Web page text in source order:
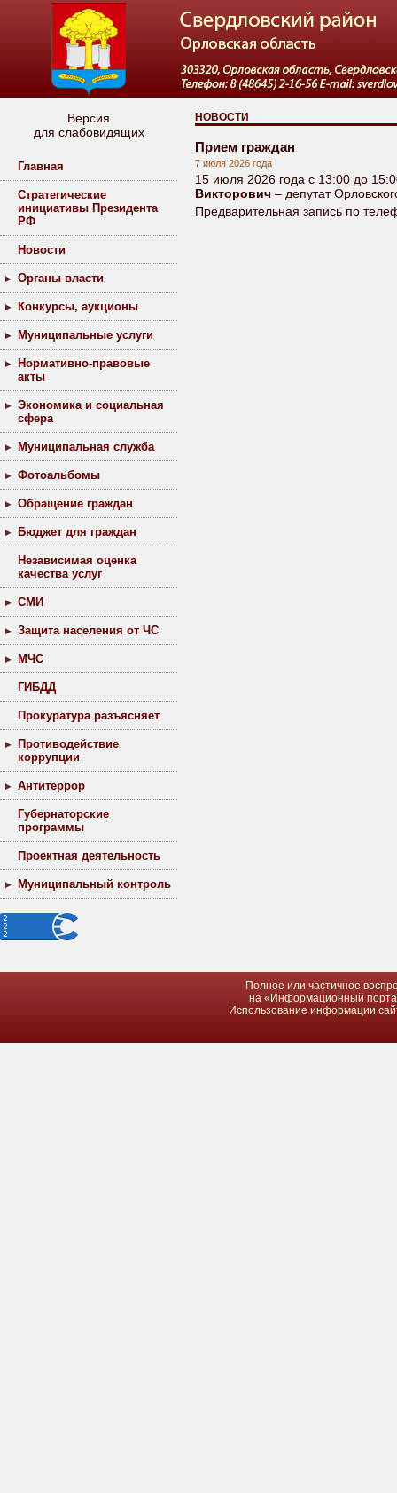
Версия
для слабовидящих
Главная
Стратегические
инициативы Президента
РФ
Новости
Органы власти
Конкурсы, аукционы
Муниципальные услуги
Нормативно-правовые
акты
Экономика и социальная
сфера
Муниципальная служба
Фотоальбомы
Обращение граждан
Бюджет для граждан
Независимая оценка
качества услуг
СМИ
Защита населения от ЧС
МЧС
ГИБДД
Прокуратура разъясняет
Противодействие
коррупции
Антитеррор
Губернаторские
программы
Проектная деятельность
Муниципальный контроль
НОВОСТИ
Прием граждан
7 июля 2026 года
15 июля 2026 года с 13:00 до
Викторович – депутат
Предварительная запись по
Полное или частичное
на «Информационный
Использование информации